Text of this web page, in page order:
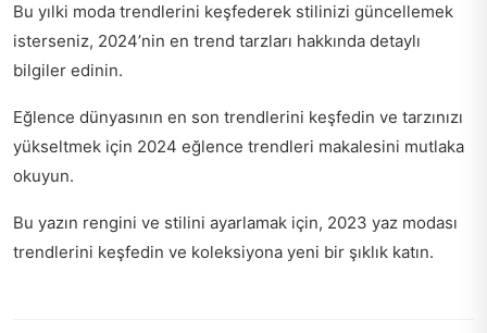
Bu yılki moda trendlerini keşfederek stilinizi güncellemek
isterseniz, 2024’nin en trend tarzları hakkında detaylı
bilgiler edinin.
Eğlence dünyasının en son trendlerini keşfedin ve tarzınızı
yükseltmek için 2024 eğlence trendleri makalesini mutlaka
okuyun.
Bu yazın rengini ve stilini ayarlamak için, 2023 yaz modası
trendlerini keşfedin ve koleksiyona yeni bir şıklık katın.